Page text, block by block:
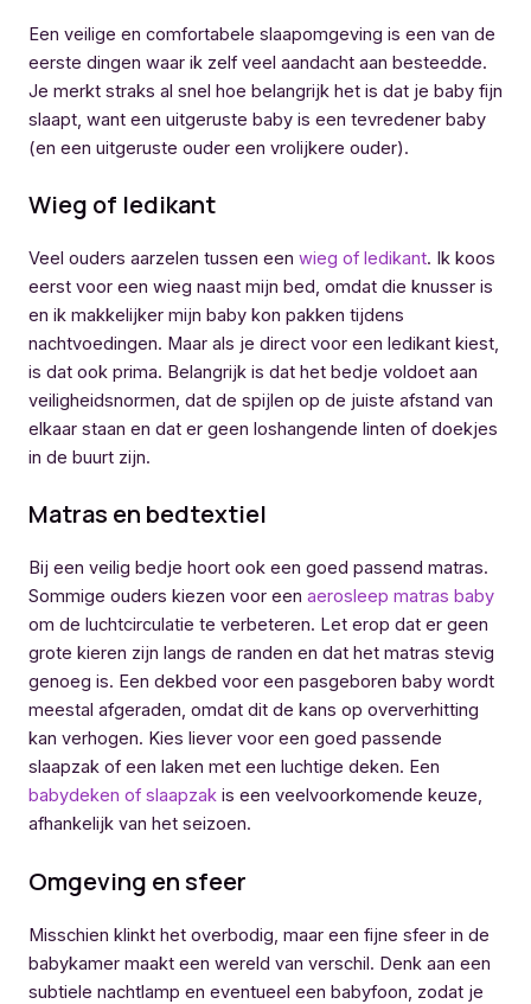
Een veilige en comfortabele slaapomgeving is een van de
eerste dingen waar ik zelf veel aandacht aan besteedde.
Je merkt straks al snel hoe belangrijk het is dat je baby fijn
slaapt, want een uitgeruste baby is een tevredener baby
(en een uitgeruste ouder een vrolijkere ouder).
Wieg of ledikant
Veel ouders aarzelen tussen een wieg of ledikant. Ik koos
eerst voor een wieg naast mijn bed, omdat die knusser is
en ik makkelijker mijn baby kon pakken tijdens
nachtvoedingen. Maar als je direct voor een ledikant kiest,
is dat ook prima. Belangrijk is dat het bedje voldoet aan
veiligheidsnormen, dat de spijlen op de juiste afstand van
elkaar staan en dat er geen loshangende linten of doekjes
in de buurt zijn.
Matras en bedtextiel
Bij een veilig bedje hoort ook een goed passend matras.
Sommige ouders kiezen voor een aerosleep matras baby
om de luchtcirculatie te verbeteren. Let erop dat er geen
grote kieren zijn langs de randen en dat het matras stevig
genoeg is. Een dekbed voor een pasgeboren baby wordt
meestal afgeraden, omdat dit de kans op oververhitting
kan verhogen. Kies liever voor een goed passende
slaapzak of een laken met een luchtige deken. Een
babydeken of slaapzak is een veelvoorkomende keuze,
afhankelijk van het seizoen.
Omgeving en sfeer
Misschien klinkt het overbodig, maar een fijne sfeer in de
babykamer maakt een wereld van verschil. Denk aan een
subtiele nachtlamp en eventueel een babyfoon, zodat je